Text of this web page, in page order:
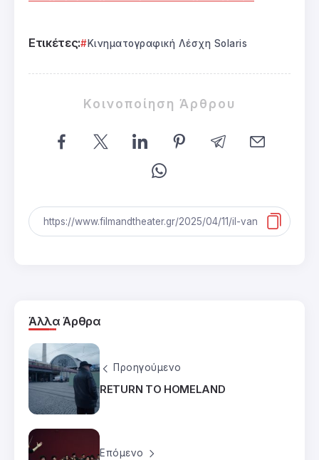
Ετικέτες: Κινηματογραφική Λέσχη Solaris
Κοινοποίηση Άρθρου
Άλλα Άρθρα
Προηγούμενο
RETURN TO HOMELAND
Επόμενο